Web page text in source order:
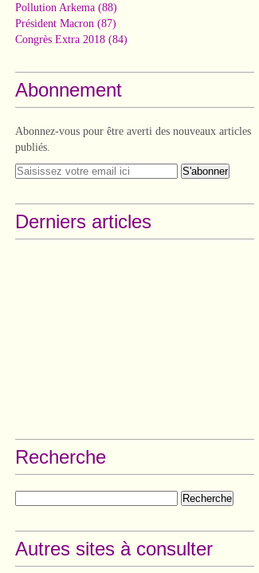
Pollution Arkema (88)
Président Macron (87)
Congrès Extra 2018 (84)
Abonnement
Abonnez-vous pour être averti des nouveaux articles
publiés.
Derniers articles
Recherche
Autres sites à consulter